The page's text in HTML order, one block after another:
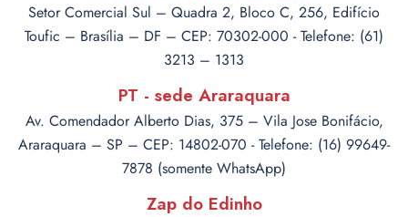
Setor Comercial Sul – Quadra 2, Bloco C, 256, Edifício
Toufic – Brasília – DF – CEP: 70302-000 - Telefone: (61)
3213 – 1313
PT - sede Araraquara
Av. Comendador Alberto Dias, 375 – Vila Jose Bonifácio,
Araraquara – SP – CEP: 14802-070 - Telefone: (16) 99649-
7878 (somente WhatsApp)
Zap do Edinho